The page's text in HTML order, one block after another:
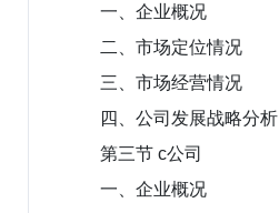
一、企业概况
二、市场定位情况
三、市场经营情况
四、公司发展战略分析
第三节 c公司
一、企业概况